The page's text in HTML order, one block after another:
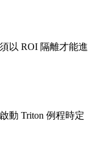
以 ROI 隔離才能進
動 Triton 例程時定